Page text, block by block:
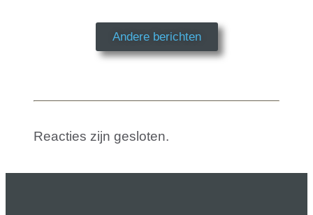
Andere berichten
Reacties zijn gesloten.